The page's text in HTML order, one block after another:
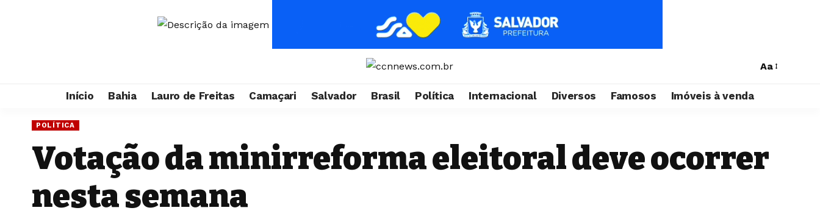
Aa
Início Bahia Lauro de Freitas Camaçari Salvador Brasil Política Internacional Diversos Famosos Imóveis à venda
POLÍTICA
Votação da minirreforma eleitoral deve ocorrer
nesta semana